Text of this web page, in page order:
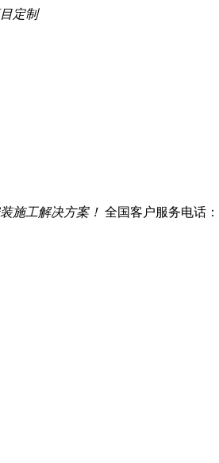
定制
施工解决方案！ 全国客户服务电话：